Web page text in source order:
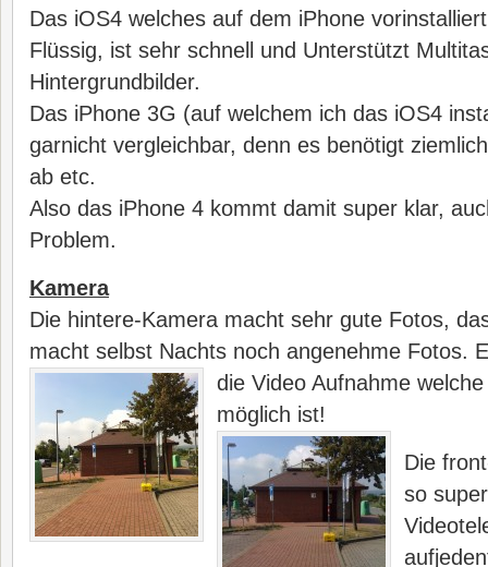
Das iOS4 welches auf dem iPhone
Flüssig, ist sehr schnell und Unterstützt
Hintergrundbilder.
Das iPhone 3G (auf welchem ich das iOS4
garnicht vergleichbar, denn es benötigt
ab etc.
Also das iPhone 4 kommt damit super klar,
Problem.
Kamera
Die hintere-Kamera macht sehr gute Fotos,
macht selbst Nachts noch angenehme Fotos.
die Video Aufnahme
möglich ist!
Die
so